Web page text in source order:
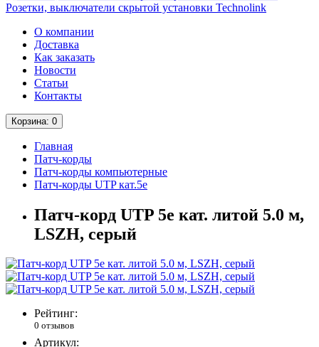
Розетки, выключатели скрытой установки Technolink
О компании
Доставка
Как заказать
Новости
Статьи
Контакты
Корзина: 0
Главная
Патч-корды
Патч-корды компьютерные
Патч-корды UTP кат.5е
Патч-корд UTP 5e кат. литой 5.0 м,
LSZH, серый
Рейтинг:
0 отзывов
Артикул: